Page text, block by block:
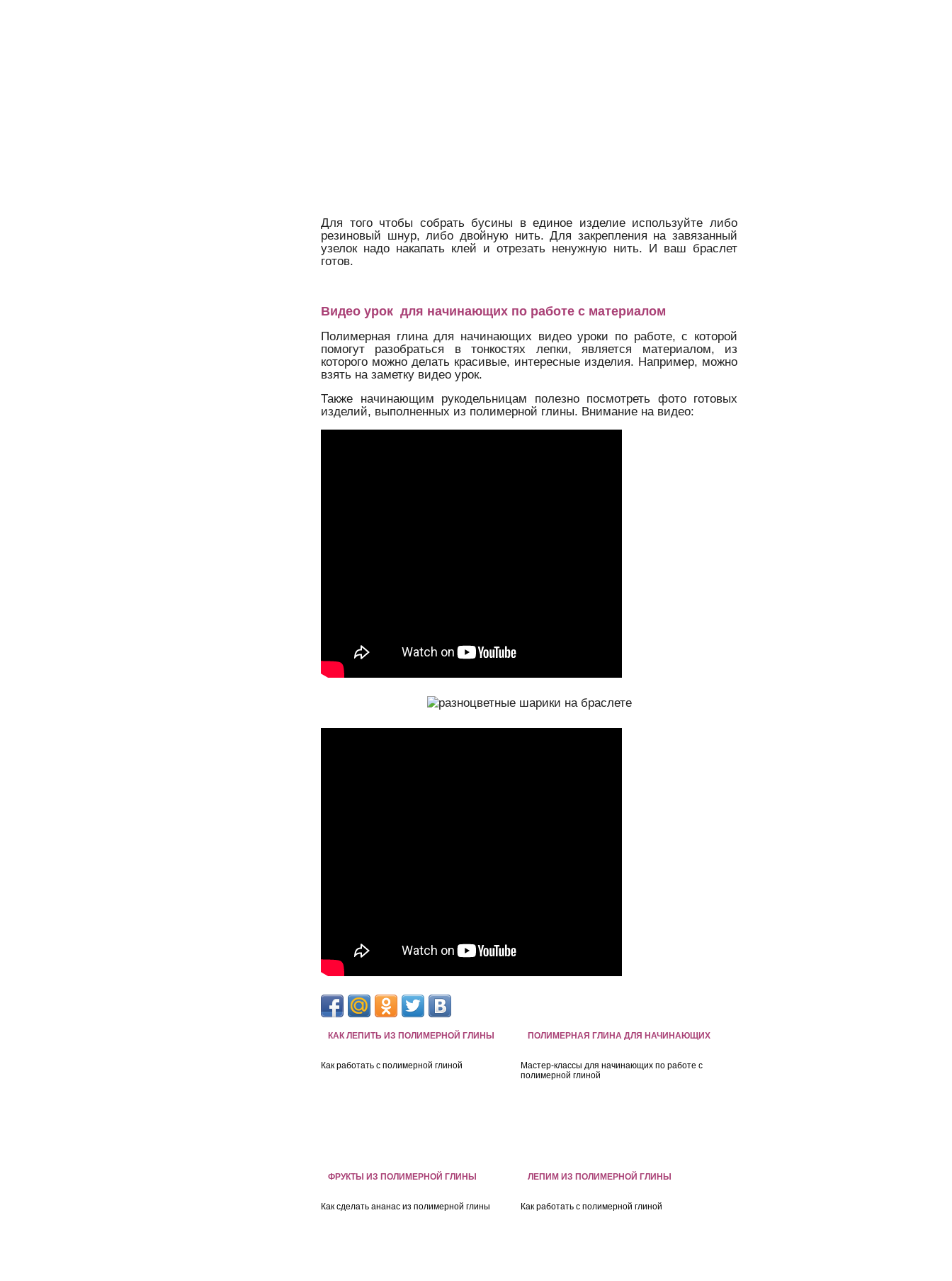
Для того чтобы собрать бусины в единое изделие используйте либо
резиновый шнур, либо двойную нить. Для закрепления на завязанный
узелок надо накапать клей и отрезать ненужную нить. И ваш браслет
готов.
Видео урок для начинающих по работе с материалом
Полимерная глина для начинающих видео уроки по работе, с которой
помогут разобраться в тонкостях лепки, является материалом, из
которого можно делать красивые, интересные изделия. Например, можно
взять на заметку видео урок.
Также начинающим рукодельницам полезно посмотреть фото готовых
изделий, выполненных из полимерной глины. Внимание на видео:
КАК ЛЕПИТЬ ИЗ ПОЛИМЕРНОЙ ГЛИНЫ
Как работать с полимерной глиной
ПОЛИМЕРНАЯ ГЛИНА ДЛЯ НАЧИНАЮЩИХ
Мастер-классы для начинающих по работе с
полимерной глиной
ФРУКТЫ ИЗ ПОЛИМЕРНОЙ ГЛИНЫ
Как сделать ананас из полимерной глины
ЛЕПИМ ИЗ ПОЛИМЕРНОЙ ГЛИНЫ
Как работать с полимерной глиной